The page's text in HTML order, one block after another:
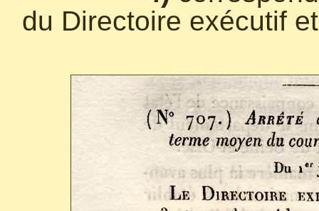
du Directoire exécutif